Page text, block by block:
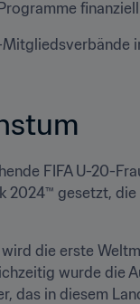
FIFA U-20-
2024™ gesetzt,
die erste
wurde die
das in diesem